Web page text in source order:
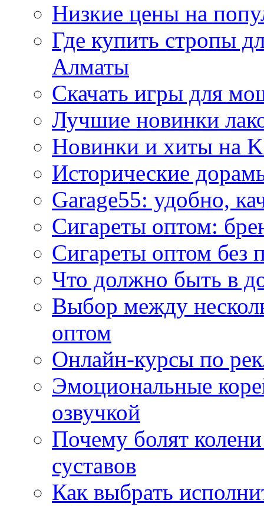
Низкие цены на
Где купить стропы
Алматы
Скачать игры для
Лучшие новинки
Новинки и хиты на
Исторические
Garage55: удобно,
Сигареты оптом:
Сигареты оптом без
Что должно быть в
Выбор между
оптом
Онлайн-курсы по
Эмоциональные
озвучкой
Почему болят
суставов
Как выбрать